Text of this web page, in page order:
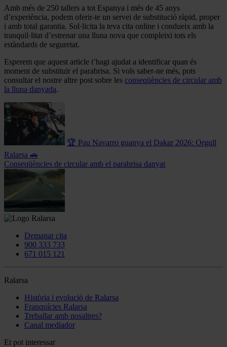
Amb més de 250 tallers a tot Espanya i més de 45 anys
d’experiència, podem oferir-te un servei de substitució ràpid, proper
i amb total garantia. Sol·licita la teva cita online i condueix amb la
tranquil·litat d’estrenar una lluna nova que compleixi tots els
estàndards de seguretat.
Esperem que aquest article t’hagi ajudat a identificar quan és
moment de substituir el parabrisa. Si vols saber-ne més, pots
consultar el nostre altre post sobre les conseqüències de circular amb
la lluna danyada.
🏆 Pau Navarro guanya el Dakar 2026: Orgull
Ralarsa 🚗
Conseqüències de circular amb el parabrisa danyat
Demanar cita
900 333 733
671 015 121
Ralarsa
Història i evolució de Ralarsa
Franquícies Ralarsa
Treballar amb nosaltres?
Canal mediador
Et pot interessar